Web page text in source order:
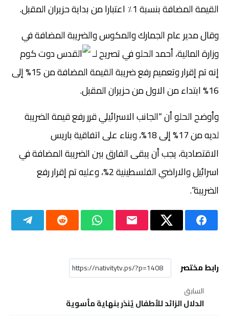
القيمة المضافة بنسبة 1٪ اعتبارا من بداية حزيران المقبل.
وقال مدير عام الجمارك والمكوس والضريبة المضافة في
وزارة المالية، أحمد الحلو في تصريح لـ
دوت كوم
إنه تم إقرار وتعميم رفع ضريبة القيمة المضافة من 15% إلى
16% ابتداء من الاول من حزيران المقبل.
وأوضح الحلو أن “الجانب الاسرائيلي قرر رفع قيمة الضريبة
لديه من 17% إلى 18%، وبناء على اتفاقية باريس
الاقتصادية، يجب أن يبقى الفارق بين الضريبة المضافة في
اسرائيل والاراضي الفلسطينية 2%، وعليه تم إقرار رفع
الضريبة”.
رابط مختصر
السابق
الدلال الزائد للأطفال يُنذر بنهاية مأسوية